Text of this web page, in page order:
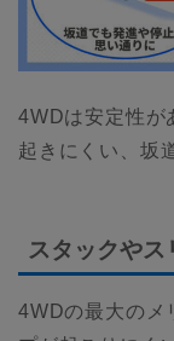
4WDは安定性が
起きにくい、坂
スタックやス
4WDの最大のメ